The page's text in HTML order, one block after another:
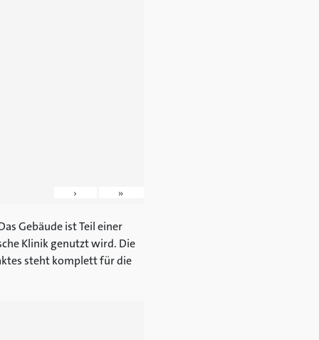
› »
Gebäude ist Teil einer
Klinik genutzt wird. Die
steht komplett für die